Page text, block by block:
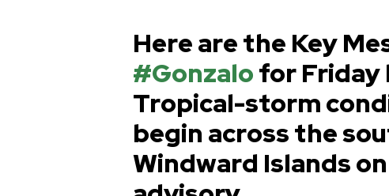
Here are the Key
#Gonzalofor Friday
Tropical-storm
begin across the
Windward Islands